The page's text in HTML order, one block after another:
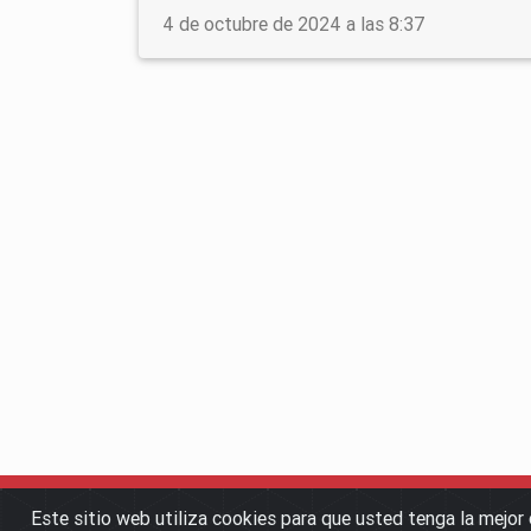
4 de octubre de 2024 a las 8:37
Este sitio web utiliza cookies para que usted tenga la